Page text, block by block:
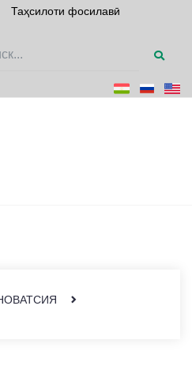
Таҳсилоти фосилавӣ